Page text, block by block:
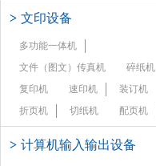
> 文印设备
多功能一体机
文件（图文）传真机
碎纸机
复印机
速印机
装订机
折页机
切纸机 配页机
> 计算机输入输出设备